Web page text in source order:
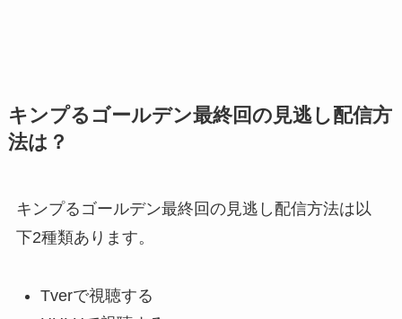
キンプるゴールデン最終回の見逃し配信方
法は？
キンプるゴールデン最終回の見逃し配信方法は以
下2種類あります。
Tverで視聴する